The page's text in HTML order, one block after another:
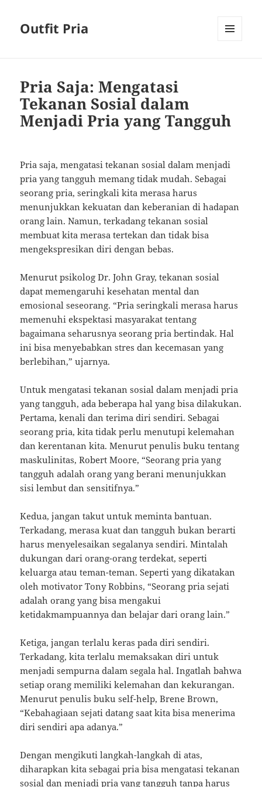
Outfit Pria
Pria Saja: Mengatasi
Tekanan Sosial dalam
Menjadi Pria yang Tangguh
Pria saja, mengatasi tekanan sosial dalam menjadi
pria yang tangguh memang tidak mudah. Sebagai
seorang pria, seringkali kita merasa harus
menunjukkan kekuatan dan keberanian di hadapan
orang lain. Namun, terkadang tekanan sosial
membuat kita merasa tertekan dan tidak bisa
mengekspresikan diri dengan bebas.
Menurut psikolog Dr. John Gray, tekanan sosial
dapat memengaruhi kesehatan mental dan
emosional seseorang. “Pria seringkali merasa harus
memenuhi ekspektasi masyarakat tentang
bagaimana seharusnya seorang pria bertindak. Hal
ini bisa menyebabkan stres dan kecemasan yang
berlebihan,” ujarnya.
Untuk mengatasi tekanan sosial dalam menjadi pria
yang tangguh, ada beberapa hal yang bisa dilakukan.
Pertama, kenali dan terima diri sendiri. Sebagai
seorang pria, kita tidak perlu menutupi kelemahan
dan kerentanan kita. Menurut penulis buku tentang
maskulinitas, Robert Moore, “Seorang pria yang
tangguh adalah orang yang berani menunjukkan
sisi lembut dan sensitifnya.”
Kedua, jangan takut untuk meminta bantuan.
Terkadang, merasa kuat dan tangguh bukan berarti
harus menyelesaikan segalanya sendiri. Mintalah
dukungan dari orang-orang terdekat, seperti
keluarga atau teman-teman. Seperti yang dikatakan
oleh motivator Tony Robbins, “Seorang pria sejati
adalah orang yang bisa mengakui
ketidakmampuannya dan belajar dari orang lain.”
Ketiga, jangan terlalu keras pada diri sendiri.
Terkadang, kita terlalu memaksakan diri untuk
menjadi sempurna dalam segala hal. Ingatlah bahwa
setiap orang memiliki kelemahan dan kekurangan.
Menurut penulis buku self-help, Brene Brown,
“Kebahagiaan sejati datang saat kita bisa menerima
diri sendiri apa adanya.”
Dengan mengikuti langkah-langkah di atas,
diharapkan kita sebagai pria bisa mengatasi tekanan
sosial dan menjadi pria yang tangguh tanpa harus